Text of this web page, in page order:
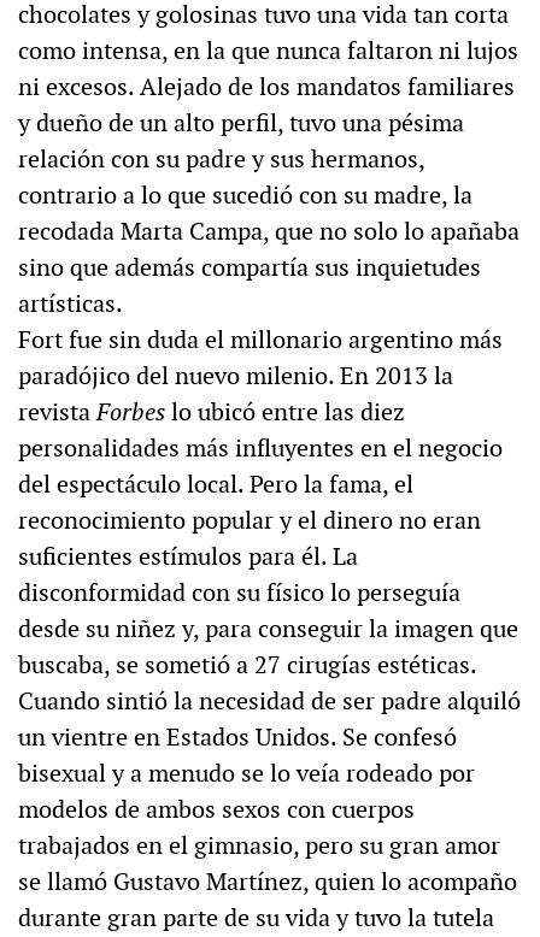
chocolates y golosinas tuvo una vida tan corta
como intensa, en la que nunca faltaron ni lujos
ni excesos. Alejado de los mandatos familiares
y dueño de un alto perfil, tuvo una pésima
relación con su padre y sus hermanos,
contrario a lo que sucedió con su madre, la
recodada Marta Campa, que no solo lo apañaba
sino que además compartía sus inquietudes
artísticas.
Fort fue sin duda el millonario argentino más
paradójico del nuevo milenio. En 2013 la
revistaForbeslo ubicó entre las diez
personalidades más influyentes en el negocio
del espectáculo local. Pero la fama, el
reconocimiento popular y el dinero no eran
suficientes estímulos para él. La
disconformidad con su físico lo perseguía
desde su niñez y, para conseguir la imagen que
buscaba, se sometió a 27 cirugías estéticas.
Cuando sintió la necesidad de ser padre alquiló
un vientre en Estados Unidos. Se confesó
bisexual y a menudo se lo veía rodeado por
modelos de ambos sexos con cuerpos
trabajados en el gimnasio, pero su gran amor
se llamó Gustavo Martínez, quien lo acompaño
durante gran parte de su vida y tuvo la tutela